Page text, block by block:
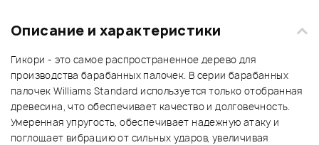
Описание и характеристики
Гикори - это самое распространенное дерево для
производства барабанных палочек. В серии барабанных
палочек Williams Standard используется только отобранная
древесина, что обеспечивает качество и долговечность.
Умеренная упругость, обеспечивает надежную атаку и
поглощает вибрацию от сильных ударов, увеличивая